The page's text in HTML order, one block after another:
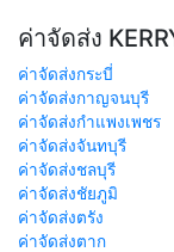
ค่าจัดส่ง
ค่าจัดส่งกระบี่
ค่าจัดส่งกาญจนบุรี
ค่าจัดส่งกำแพงเพชร
ค่าจัดส่งจันทบุรี
ค่าจัดส่งชลบุรี
ค่าจัดส่งชัยภูมิ
ค่าจัดส่งตรัง
ค่าจัดส่งตาก